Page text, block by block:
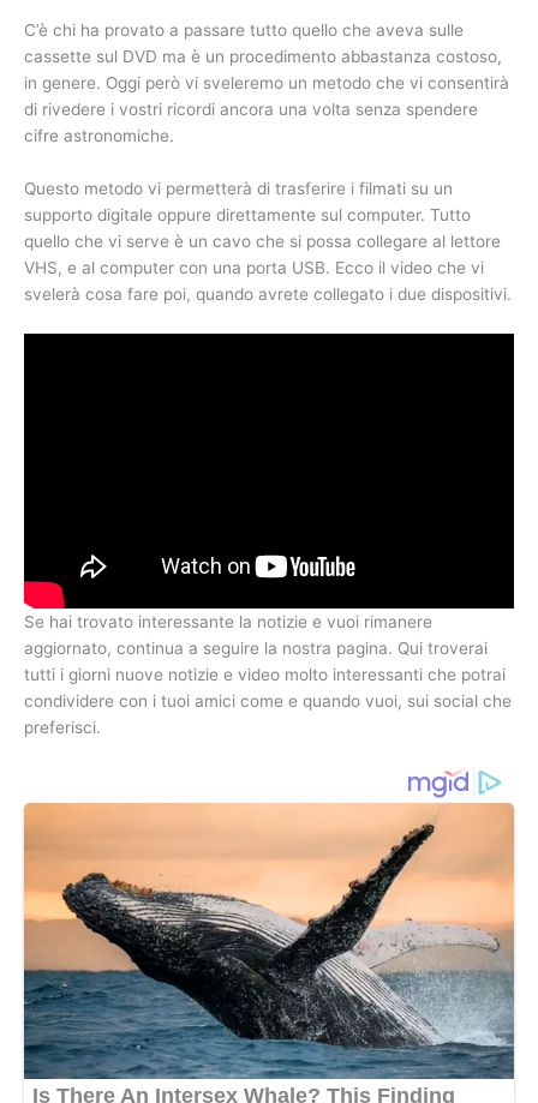
C’è chi ha provato a passare tutto quello che aveva sulle
cassette sul DVD ma è un procedimento abbastanza costoso,
in genere. Oggi però vi sveleremo un metodo che vi consentirà
di rivedere i vostri ricordi ancora una volta senza spendere
cifre astronomiche.
Questo metodo vi permetterà di trasferire i filmati su un
supporto digitale oppure direttamente sul computer. Tutto
quello che vi serve è un cavo che si possa collegare al lettore
VHS, e al computer con una porta USB. Ecco il video che vi
svelerà cosa fare poi, quando avrete collegato i due dispositivi.
Se hai trovato interessante la notizie e vuoi rimanere
aggiornato, continua a seguire la nostra pagina. Qui troverai
tutti i giorni nuove notizie e video molto interessanti che potrai
condividere con i tuoi amici come e quando vuoi, sui social che
preferisci.